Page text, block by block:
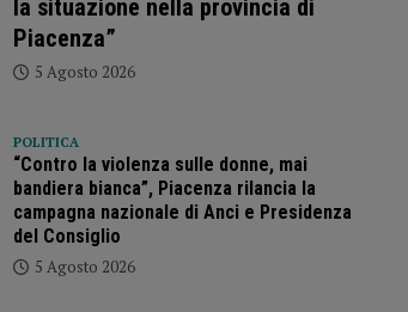
la situazione nella provincia di
Piacenza”
5 Agosto 2026
POLITICA
“Contro la violenza sulle donne, mai
bandiera bianca”, Piacenza rilancia la
campagna nazionale di Anci e Presidenza
del Consiglio
5 Agosto 2026